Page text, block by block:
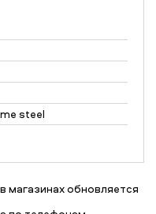
steel
обновляется